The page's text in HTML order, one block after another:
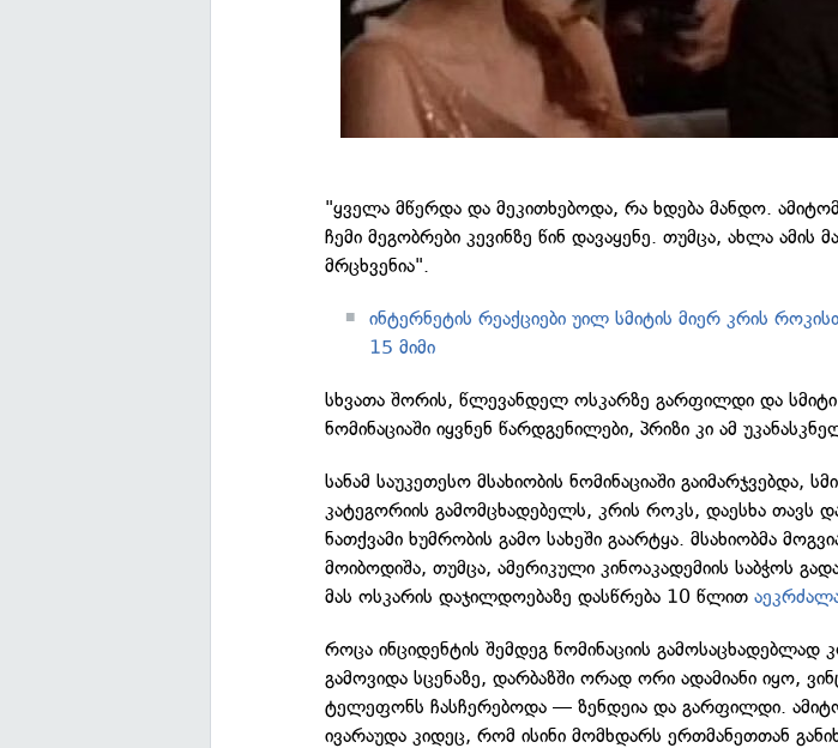
"ყველა მწერდა და მეკითხებოდა, რა ხდება მანდო.
ჩემი მეგობრები კევინზე წინ დავაყენე. თუმცა, ახლა ამის
მრცხვენია".
ინტერნეტის რეაქციები უილ სმიტის მიერ კრის
15 მიმი
სხვათა შორის, წლევანდელ ოსკარზე გარფილდი და სმიტი
ნომინაციაში იყვნენ წარდგენილები, პრიზი კი ამ
სანამ საუკეთესო მსახიობის ნომინაციაში გაიმარჯვებდა,
კატეგორიის გამომცხადებელს, კრის როკს, დაესხა თავს
ნათქვამი ხუმრობის გამო სახეში გაარტყა. მსახიობმა
მოიბოდიშა, თუმცა, ამერიკული კინოაკადემიის საბჭოს
მას ოსკარის დაჯილდოებაზე დასწრება 10 წლით
როცა ინციდენტის შემდეგ ნომინაციის გამოსაცხადებლად
გამოვიდა სცენაზე, დარბაზში ორად ორი ადამიანი იყო,
ტელეფონს ჩასჩერებოდა — ზენდეია და გარფილდი.
ივარაუდა კიდეც, რომ ისინი მომხდარს ერთმანეთთან